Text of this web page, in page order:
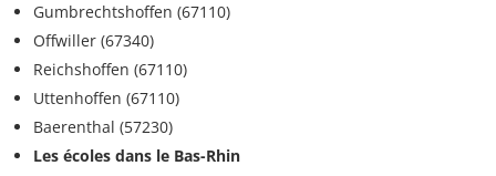
Gumbrechtshoffen (67110)
Offwiller (67340)
Reichshoffen (67110)
Uttenhoffen (67110)
Baerenthal (57230)
Les écoles dans le Bas-Rhin